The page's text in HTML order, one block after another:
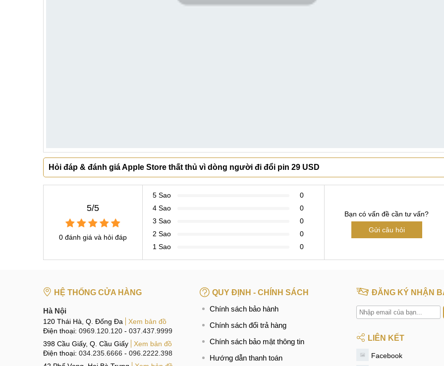
Hỏi đáp & đánh giá Apple Store thất thủ vì dòng người đi đổi pin 29 USD
5/5
0 đánh giá và hỏi đáp
5 Sao
0
4 Sao
0
3 Sao
0
2 Sao
0
1 Sao
0
Bạn có vấn đề cần tư vấn?
Gửi câu hỏi
HỆ THỐNG CỬA HÀNG
Hà Nội
120 Thái Hà, Q. Đống Đa
Xem bản đồ
Điện thoại: 0969.120.120 - 037.437.9999
398 Cầu Giấy, Q. Cầu Giấy
Xem bản đồ
Điện thoại: 034.235.6666 - 096.2222.398
QUY ĐỊNH - CHÍNH SÁCH
Chính sách bảo hành
Chính sách đổi trả hàng
Chính sách bảo mật thông tin
Hướng dẫn thanh toán
ĐĂNG KÝ NHẬN
LIÊN KẾT
Facebook